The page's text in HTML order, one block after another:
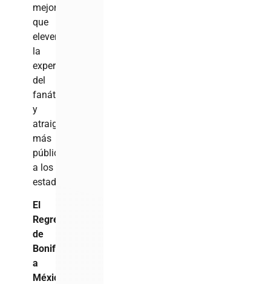
mejoras
que
eleven
la
experiencia
del
fanático
y
atraigan
más
público
a los
estadios.
El
Regreso
de
Bonifacio
a
México